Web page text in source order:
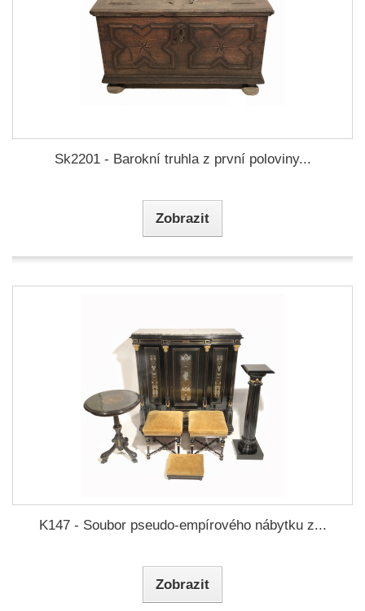
Sk2201 - Barokní truhla z první poloviny...
Zobrazit
K147 - Soubor pseudo-empírového nábytku z...
Zobrazit